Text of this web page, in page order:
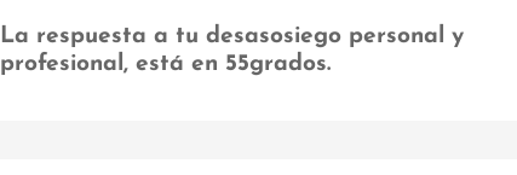
La respuesta a tu desasosiego personal y
profesional, está en 55grados.